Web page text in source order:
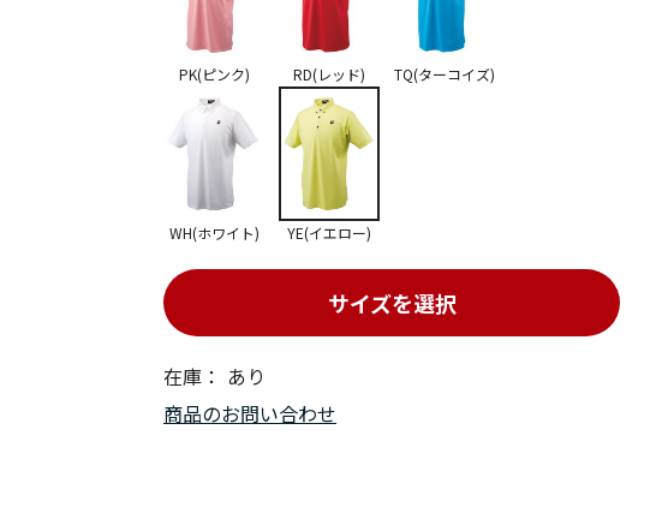
在庫： あり
サイズを選択
PK(ピンク) RD(レッド) TQ(ターコイズ)
WH(ホワイト) YE(イエロー)
商品のお問い合わせ